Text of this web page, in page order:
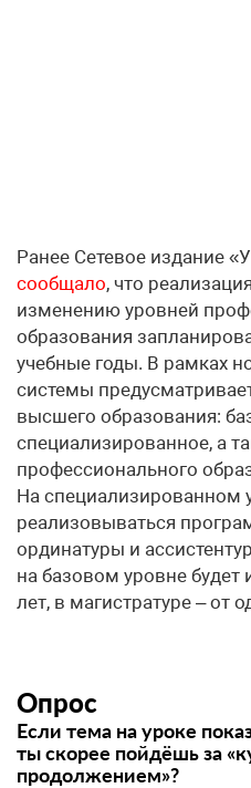
Ранее Сетевое издание
сообщало, что
изменению уровней
образования
учебные годы. В рамках
системы
высшего образования:
специализированное, а
профессионального
На специализированном
реализовываться
ординатуры и
на базовом уровне будет
лет, в магистратуре – от
Опрос
Если тема на уроке
ты скорее пойдёшь за
продолжением»?